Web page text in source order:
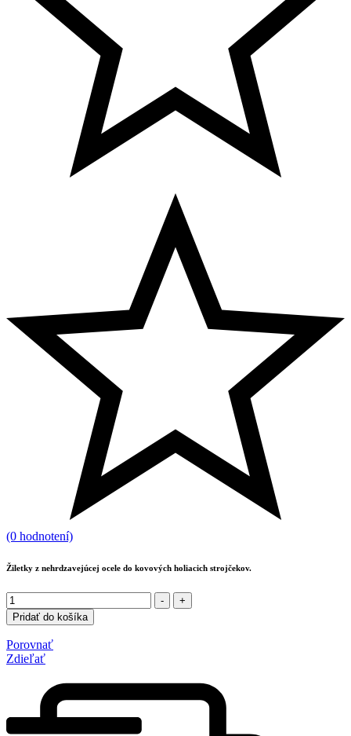
(0 hodnotení)
Žiletky z nehrdzavejúcej ocele do kovových holiacich strojčekov.
Množstvo -
+
Pridať do košíka
Porovnať
Zdieľať